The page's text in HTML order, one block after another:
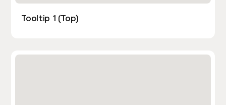
Tooltip 1 (Top)